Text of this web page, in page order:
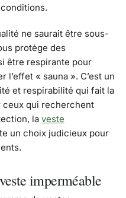
ne saurait être sous-
protège des
être respirante pour
« sauna ». C’est un
et respirabilité qui fait la
ceux qui recherchent
la veste
un choix judicieux pour
imperméable